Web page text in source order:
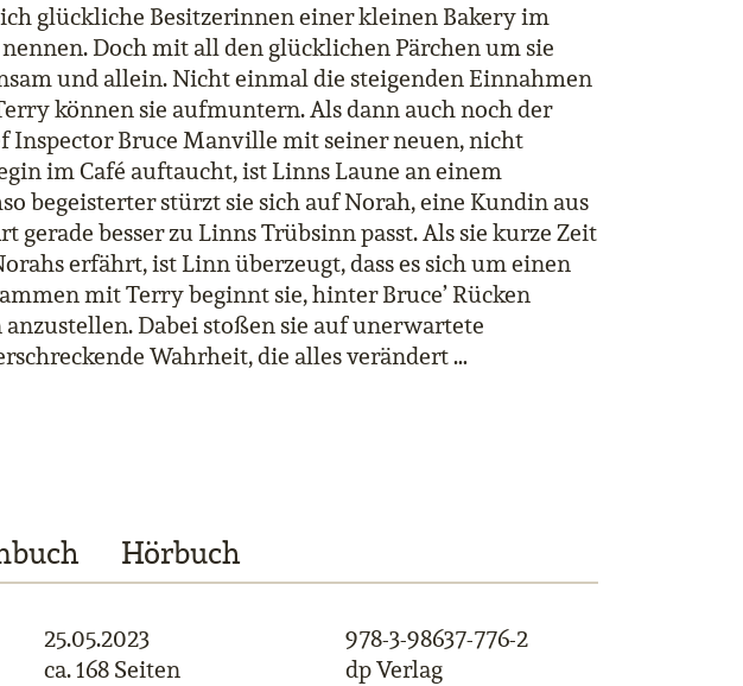
glückliche Besitzerinnen einer kleinen Bakery im
Doch mit all den glücklichen Pärchen um sie
und allein. Nicht einmal die steigenden Einnahmen
können sie aufmuntern. Als dann auch noch der
Inspector Bruce Manville mit seiner neuen, nicht
im Café auftaucht, ist Linns Laune an einem
begeisterter stürzt sie sich auf Norah, eine Kundin aus
gerade besser zu Linns Trübsinn passt. Als sie kurze Zeit
erfährt, ist Linn überzeugt, dass es sich um einen
mit Terry beginnt sie, hinter Bruce’Rücken
Dabei stoßen sie auf unerwartete
Wahrheit, die alles verändert …
Hörbuch
25.05.2023
ca. 168 Seiten
978-3-98637-776-2
dp Verlag